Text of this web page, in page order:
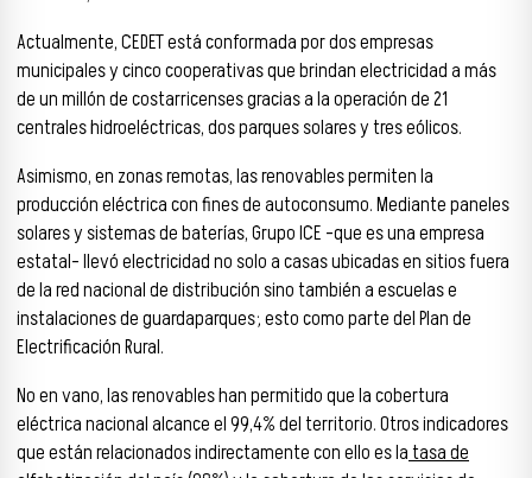
Actualmente, CEDET está conformada por dos empresas
municipales y cinco cooperativas que brindan electricidad a más
de un millón de costarricenses gracias a la operación de 21
centrales hidroeléctricas, dos parques solares y tres eólicos.
Asimismo, en zonas remotas, las renovables permiten la
producción eléctrica con fines de autoconsumo. Mediante paneles
solares y sistemas de baterías, Grupo ICE -que es una empresa
estatal- llevó electricidad no solo a casas ubicadas en sitios fuera
de la red nacional de distribución sino también a escuelas e
instalaciones de guardaparques; esto como parte del Plan de
Electrificación Rural.
No en vano, las renovables han permitido que la cobertura
eléctrica nacional alcance el 99,4% del territorio. Otros indicadores
que están relacionados indirectamente con ello es latasa de